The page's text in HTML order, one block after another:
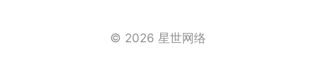
© 2026 星世网络